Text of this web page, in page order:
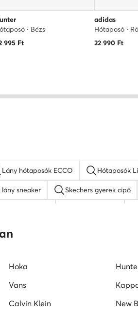
· Bézs
995 Ft
adidas
Hótaposó ·
22 990Ft
Lány hótaposók ECCO Hótaposók
lány sneaker Skechers gyerek cipő
gyerek cipő
Hoka
Vans
Calvin Klein New